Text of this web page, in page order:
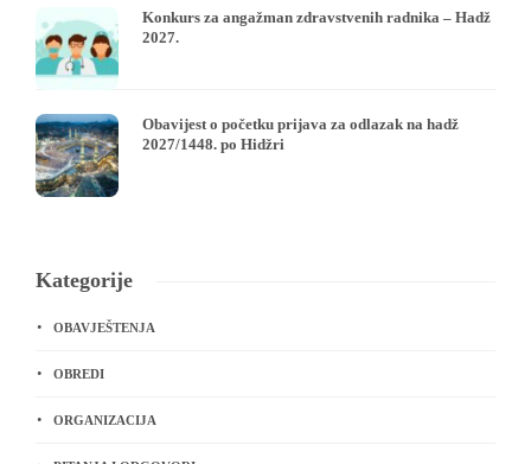
Konkurs za angažman zdravstvenih radnika – Hadž
2027.
Obavijest o početku prijava za odlazak na hadž
2027/1448. po Hidžri
Kategorije
OBAVJEŠTENJA
OBREDI
ORGANIZACIJA